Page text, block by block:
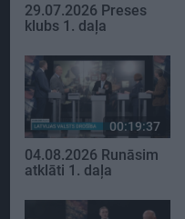
29.07.2026 Preses
klubs 1. daļa
00:19:37
04.08.2026 Runāsim
atklāti 1. daļa